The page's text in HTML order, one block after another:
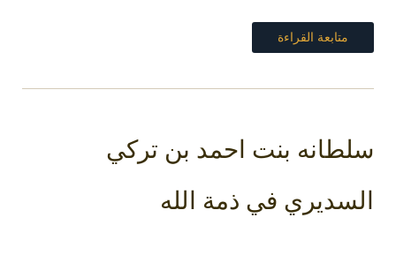
متابعة القراءة
سلطانه بنت احمد بن تركي
السديري في ذمة الله